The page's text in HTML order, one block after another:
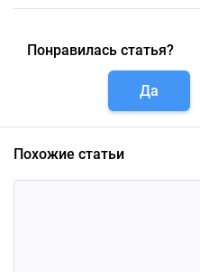
Понравилась статья?
Да
Похожие статьи